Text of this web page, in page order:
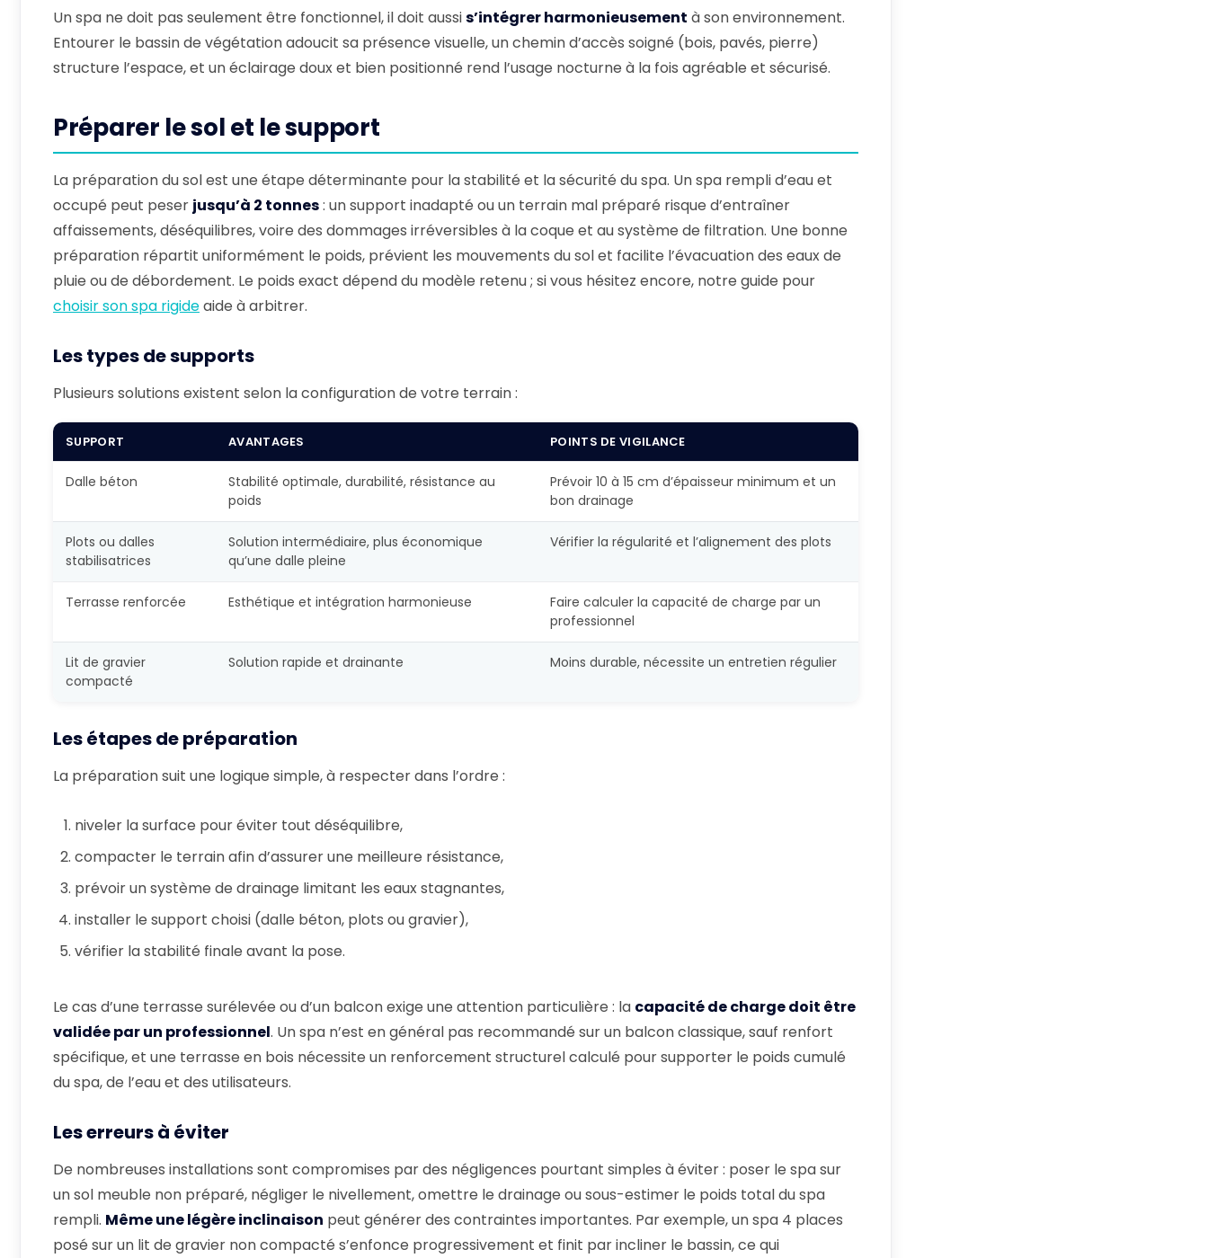
Un spa ne doit pas seulement être fonctionnel, il doit aussis’intégrer harmonieusement à son environnement.
Entourer le bassin de végétation adoucit sa présence visuelle, un chemin d’accès soigné (bois, pavés, pierre)
structure l’espace, et un éclairage doux et bien positionné rend l’usage nocturne à la fois agréable et sécurisé.
Préparer le sol et le support
La préparation du sol est une étape déterminante pour la stabilité et la sécurité du spa. Un spa rempli d’eau et
occupé peut peser jusqu’à 2 tonnes: un support inadapté ou un terrain mal préparé risque d’entraîner
affaissements, déséquilibres, voire des dommages irréversibles à la coque et au système de filtration. Une bonne
préparation répartit uniformément le poids, prévient les mouvements du sol et facilite l’évacuation des eaux de
pluie ou de débordement. Le poids exact dépend du modèle retenu ; si vous hésitez encore, notre guide pour
choisir son spa rigideaide à arbitrer.
Les types de supports
Plusieurs solutions existent selon la configuration de votre terrain :
SUPPORT AVANTAGES POINTS DE VIGILANCE
Dalle béton
Stabilité optimale, durabilité, résistance au
poids
Prévoir 10 à 15 cm d’épaisseur minimum et un
bon drainage
Plots ou dalles
stabilisatrices
Solution intermédiaire, plus économique
qu’une dalle pleine
Vérifier la régularité et l’alignement des plots
Terrasse renforcée Esthétique et intégration harmonieuse
Faire calculer la capacité de charge par un
professionnel
Lit de gravier
compacté
Solution rapide et drainante Moins durable, nécessite un entretien régulier
Les étapes de préparation
La préparation suit une logique simple, à respecter dans l’ordre :
niveler la surface pour éviter tout déséquilibre,
compacter le terrain afin d’assurer une meilleure résistance,
prévoir un système de drainage limitant les eaux stagnantes,
installer le support choisi (dalle béton, plots ou gravier),
vérifier la stabilité finale avant la pose.
Le cas d’une terrasse surélevée ou d’un balcon exige une attention particulière : la capacité de charge doit être
validée par un professionnel. Un spa n’est en général pas recommandé sur un balcon classique, sauf renfort
spécifique, et une terrasse en bois nécessite un renforcement structurel calculé pour supporter le poids cumulé
du spa, de l’eau et des utilisateurs.
Les erreurs à éviter
De nombreuses installations sont compromises par des négligences pourtant simples à éviter : poser le spa sur
un sol meuble non préparé, négliger le nivellement, omettre le drainage ou sous-estimer le poids total du spa
rempli. Même une légère inclinaison peut générer des contraintes importantes. Par exemple, un spa 4 places
posé sur un lit de gravier non compacté s’enfonce progressivement et finit par incliner le bassin, ce qui